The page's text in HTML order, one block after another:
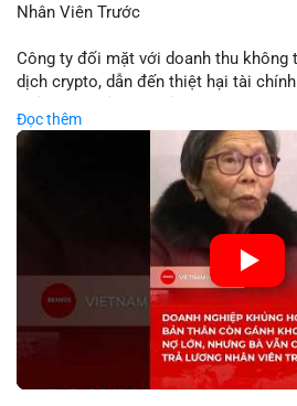
Nhân Viên Trước
Công ty đối mặt với doanh thu không
dịch crypto, dẫn đến thiệt hại tài
biến động giá digital asset. Bàn vấn
vào nhân lực, cho thấy chiến lược
mô hình kinh doanh. Điều này có thể
crypto và các doanh nghiệp liên
🎥 Xem video trực tiếp tại:
Nguồn: KIEN THUC KINH TE
Đọc thêm